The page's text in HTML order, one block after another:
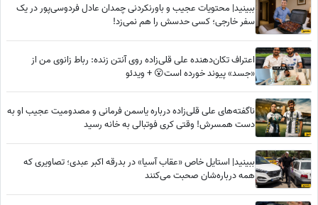
ببینید| محتویات عجیب و باورنکردنی چمدان عادل فردوسی‌پور در یک
سفر خارجی؛ کسی حدسش را هم نمی‌زد!
اعتراف تکان‌دهنده علی قلی‌زاده روی آنتن زنده: رباط زانوی من از
«جسد» پیوند خورده است😮 + ویدئو
ناگفته‌های علی قلی‌زاده درباره یاسمن فرمانی و مصدومیت عجیب او به
دست همسرش! وقتی کری فوتبالی به خانه رسید
ببینید| استایل خاص «عقاب آسیا» در بدرقه اکبر عبدی؛ تصاویری که
همه درباره‌شان صحبت می‌کنند